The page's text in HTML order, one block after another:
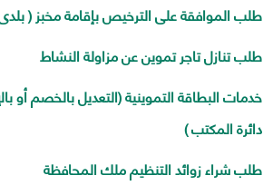
طلب الموافقة على الترخيص بإقامة مخبز (
طلب تنازل تاجر تموين عن مزاولة النشاط
خدمات البطاقة التموينية (التعديل بالخصم أو
دائرة المكتب )
طلب شراء زوائد التنظيم ملك المحافظة